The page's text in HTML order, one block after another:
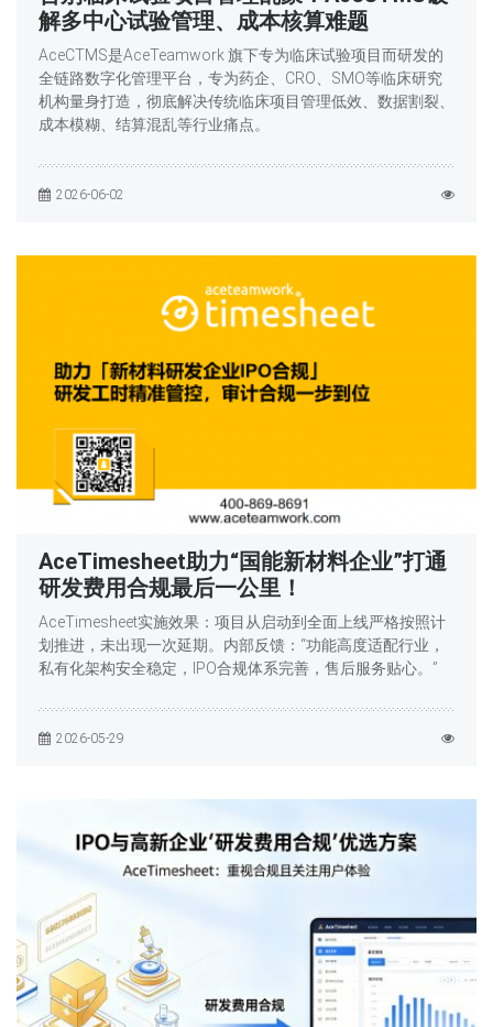
解多中心试验管理、成本核算难题
AceCTMS是AceTeamwork 旗下专为临床试验项目而研发的
全链路数字化管理平台，专为药企、CRO、SMO等临床研究
机构量身打造，彻底解决传统临床项目管理低效、数据割裂、
成本模糊、结算混乱等行业痛点。
2026-06-02
AceTimesheet助力“国能新材料企业”打通
研发费用合规最后一公里！
AceTimesheet实施效果：项目从启动到全面上线严格按照计
划推进，未出现一次延期。内部反馈：“功能高度适配行业，
私有化架构安全稳定，IPO合规体系完善，售后服务贴心。”
2026-05-29